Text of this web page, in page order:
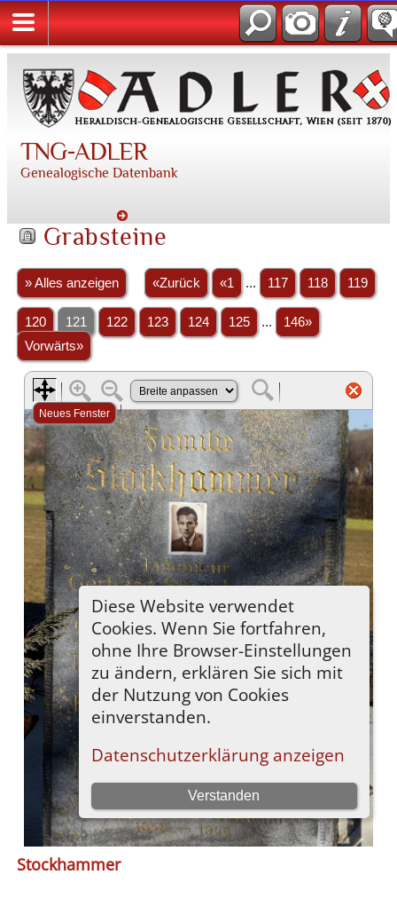
TNG-ADLER
Genealogische Datenbank
Grabsteine
» Alles anzeigen «Zurück «1 ... 117 118 119
120 121 122 123 124 125 ...
146»
Vorwärts»
Stockhammer